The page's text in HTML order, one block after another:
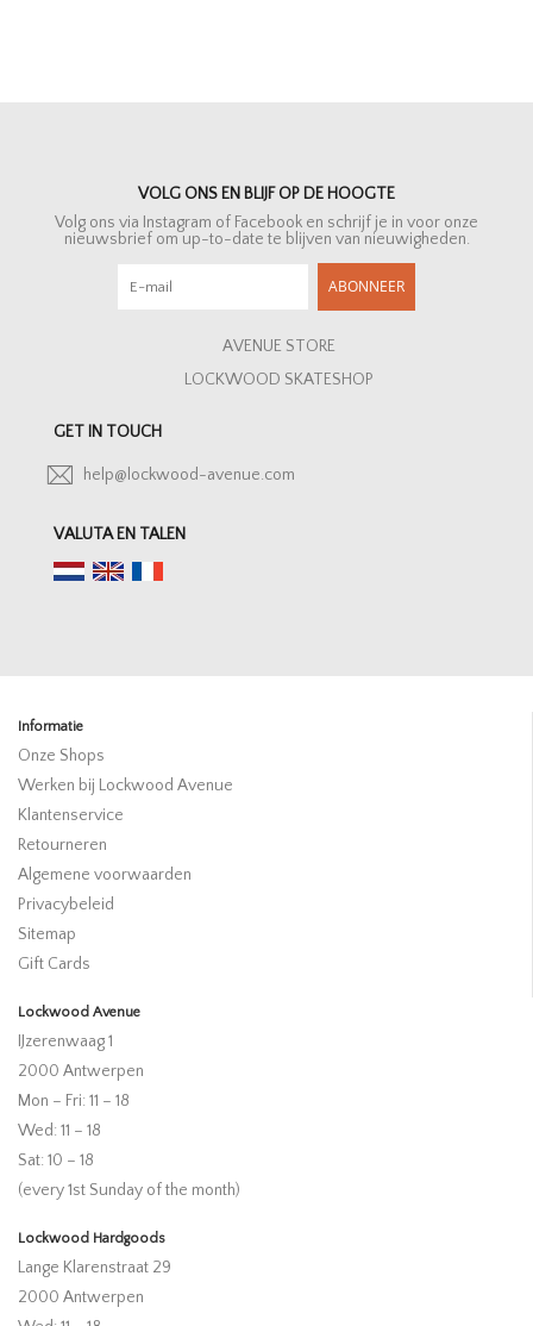
VOLG ONS EN BLIJF OP DE HOOGTE
Volg ons via Instagram of Facebook en schrijf je in voor onze
nieuwsbrief om up-to-date te blijven van nieuwigheden.
ABONNEER
AVENUE STORE
LOCKWOOD SKATESHOP
GET IN TOUCH
help@lockwood-avenue.com
VALUTA EN TALEN
Informatie
Onze Shops
Werken bij Lockwood Avenue
Klantenservice
Retourneren
Algemene voorwaarden
Privacybeleid
Sitemap
Gift Cards
Lockwood Avenue
IJzerenwaag 1
2000 Antwerpen
Mon – Fri: 11 – 18
Wed: 11 – 18
Sat: 10 – 18
(every 1st Sunday of the month)
Lockwood Hardgoods
Lange Klarenstraat 29
2000 Antwerpen